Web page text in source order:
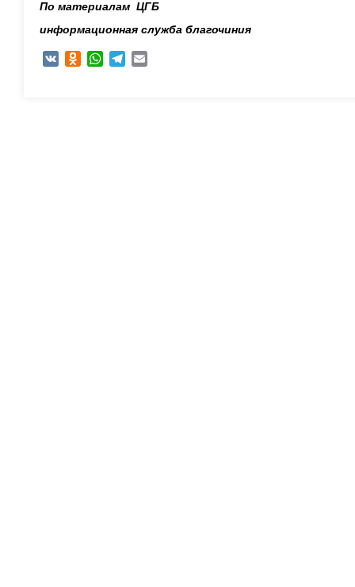
По материалам ЦГБ
информационная служба благочиния
VK Odnoklassniki
WhatsAppTelegram